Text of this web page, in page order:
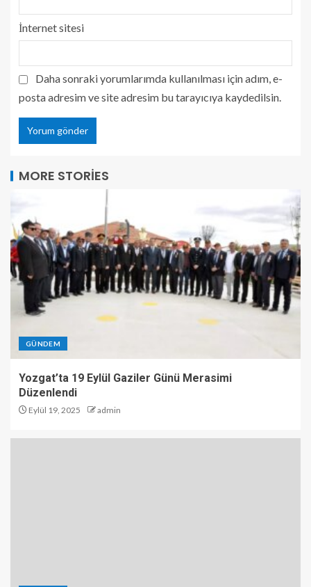
İnternet sitesi
Daha sonraki yorumlarımda kullanılması için adım, e-
posta adresim ve site adresim bu tarayıcıya kaydedilsin.
MORE STORIES
GÜNDEM
Yozgat’ta 19 Eylül Gaziler Günü Merasimi
Düzenlendi
Eylül 19, 2025 admin